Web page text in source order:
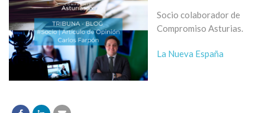
Socio colaborador de
Compromiso Asturias.
La Nueva España